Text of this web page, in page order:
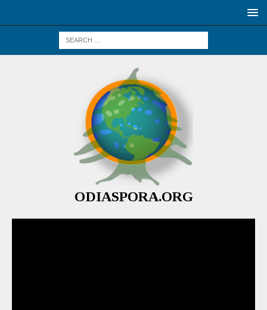
ODIASPORA.ORG